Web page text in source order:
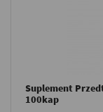
Suplement
100kap